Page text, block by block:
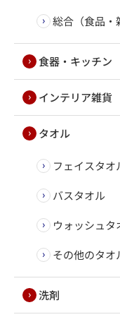
総合（食品・
食器・キッチン
インテリア雑貨
タオル
フェイスタオ
バスタオル
ウォッシュタ
その他のタオ
洗剤